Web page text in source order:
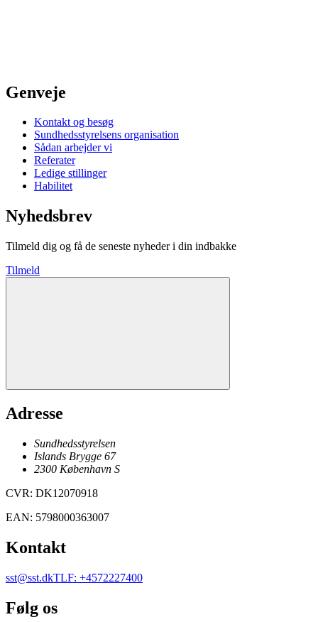
Genveje
Kontakt og besøg
Sundhedsstyrelsens organisation
Sådan arbejder vi
Referater
Ledige stillinger
Habilitet
Nyhedsbrev
Tilmeld dig og få de seneste nyheder i din indbakke
Tilmeld
Adresse
Sundhedsstyrelsen
Islands Brygge 67
2300 København S
CVR: DK12070918
EAN: 5798000363007
Kontakt
sst@sst.dkTLF: +4572227400
Følg os